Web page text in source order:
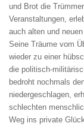
und Brot die
Veranstaltungen,
auch alten und
Seine Träume vom
wieder zu einer
die politisch-
bedroht nochmals
niedergeschlagen,
schlechten
Weg ins private